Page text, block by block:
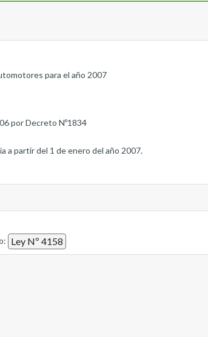
para el año 2007
por Decreto Nº1834
a partir del 1 de enero del año 2007.
Ley Nº 4158